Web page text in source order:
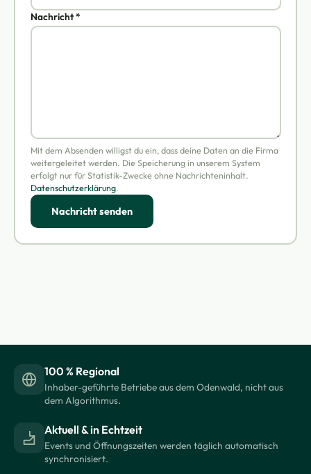
Nachricht *
Mit dem Absenden willigst du ein, dass deine Daten an die Firma
weitergeleitet werden. Die Speicherung in unserem System
erfolgt nur für Statistik-Zwecke ohne Nachrichteninhalt.
Datenschutzerklärung.
Nachricht senden
100 % Regional
Inhaber-geführte Betriebe aus dem Odenwald, nicht aus
dem Algorithmus.
Aktuell & in Echtzeit
Events und Öffnungszeiten werden täglich automatisch
synchronisiert.